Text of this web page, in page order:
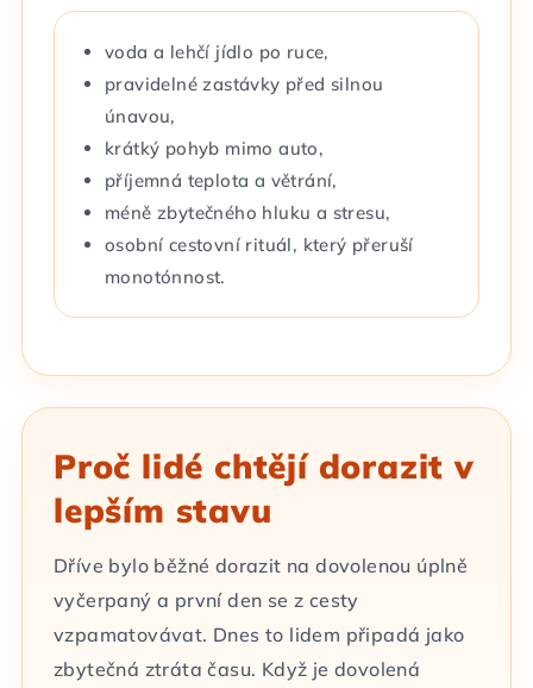
voda a lehčí jídlo po ruce,
pravidelné zastávky před silnou
únavou,
krátký pohyb mimo auto,
příjemná teplota a větrání,
méně zbytečného hluku a stresu,
osobní cestovní rituál, který přeruší
monotónnost.
Proč lidé chtějí dorazit v
lepším stavu
Dříve bylo běžné dorazit na dovolenou úplně
vyčerpaný a první den se z cesty
vzpamatovávat. Dnes to lidem připadá jako
zbytečná ztráta času. Když je dovolená